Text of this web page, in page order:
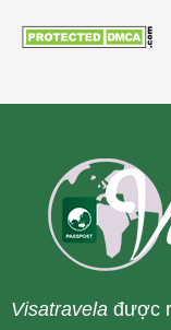
Visatravela được